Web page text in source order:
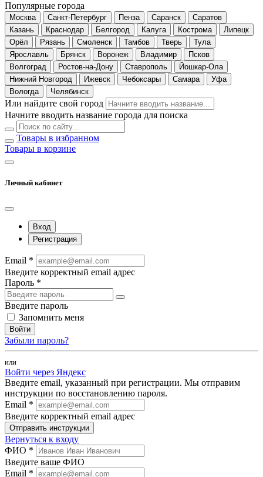
Популярные города
Москва Санкт-Петербург Пенза Саранск
Саратов
Казань
Краснодар Белгород Калуга Кострома
Липецк
Орёл
Рязань Смоленск Тамбов Тверь
Тула
Ярославль
Брянск Воронеж Владимир
Псков
Волгоград
Ростов-на-Дону Ставрополь
Йошкар-Ола
Нижний Новгород
Ижевск Чебоксары Самара
Уфа
Вологда
Челябинск
Или найдите свой город
Начните вводить название города для поиска
Товары в избранном
Товары в корзине
Личный кабинет
Вход
Регистрация
Email *
Введите корректный email адрес
Пароль *
Введите пароль
Запомнить меня
Войти
Забыли пароль?
или
Войти через Яндекс
Введите email, указанный при регистрации. Мы отправим
инструкции по восстановлению пароля.
Email *
Введите корректный email адрес
Отправить инструкции
Вернуться к входу
ФИО *
Введите ваше ФИО
Email *